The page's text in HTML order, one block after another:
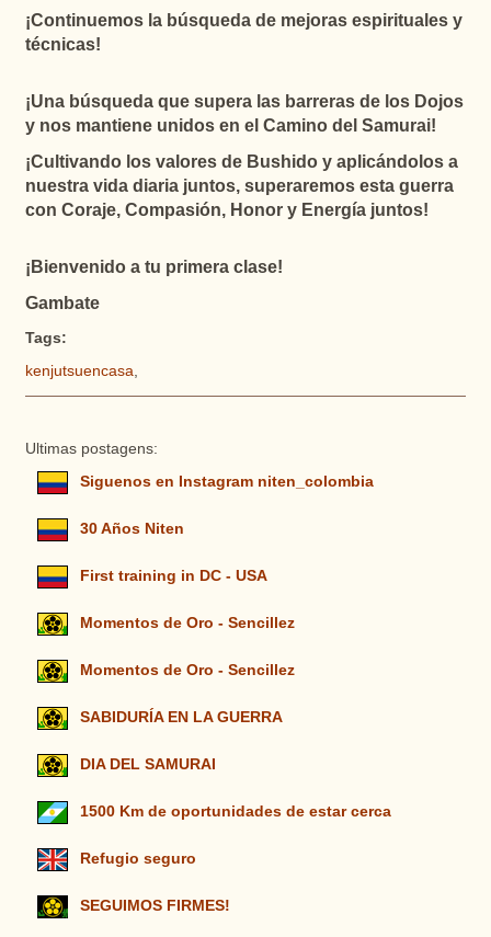
¡Continuemos la búsqueda de mejoras espirituales y
técnicas!
¡Una búsqueda que supera las barreras de los Dojos
y nos mantiene unidos en el Camino del Samurai!
¡Cultivando los valores de Bushido y aplicándolos a
nuestra vida diaria juntos, superaremos esta guerra
con Coraje, Compasión, Honor y Energía juntos!
¡Bienvenido a tu primera clase!
Gambate
Tags:
kenjutsuencasa
Ultimas postagens:
Siguenos en Instagram niten_colombia
30 Años Niten
First training in DC - USA
Momentos de Oro - Sencillez
Momentos de Oro - Sencillez
SABIDURÍA EN LA GUERRA
DIA DEL SAMURAI
1500 Km de oportunidades de estar cerca
Refugio seguro
SEGUIMOS FIRMES!